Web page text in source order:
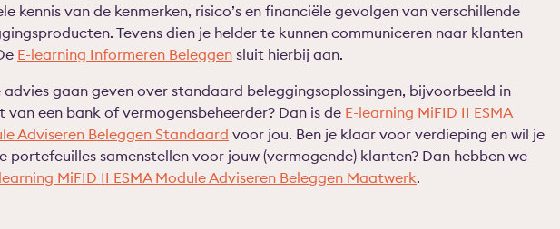
kennis van de kenmerken, risico’s en financiële gevolgen van verschillende
Tevens dien je helder te kunnen communiceren naar klanten
E-learning Informeren Beleggen sluit hierbij aan.
advies gaan geven over standaard beleggingsoplossingen, bijvoorbeeld in
van een bank of vermogensbeheerder? Dan is de E-learning MiFID II ESMA
Adviseren Beleggen Standaard voor jou. Ben je klaar voor verdieping en wil je
portefeuilles samenstellen voor jouw (vermogende) klanten? Dan hebben we
MiFID II ESMA Module Adviseren Beleggen Maatwerk.